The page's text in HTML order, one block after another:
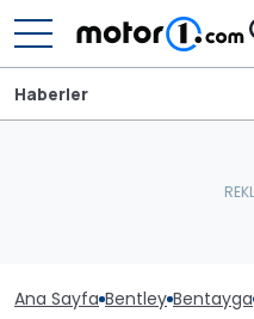
Haberler
Ana Sayfa Bentley Bentayga